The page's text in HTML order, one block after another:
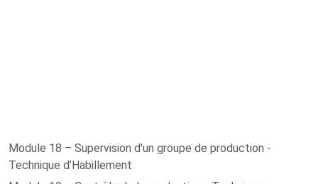
Module 18 – Supervision d'un groupe de production -
Technique d’Habillement